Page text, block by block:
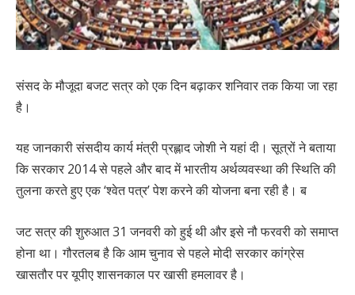
संसद के मौजूदा बजट सत्र को एक दिन बढ़ाकर शनिवार तक किया जा रहा
है।
यह जानकारी संसदीय कार्य मंत्री प्रह्लाद जोशी ने यहां दी। सूत्रों ने बताया
कि सरकार 2014 से पहले और बाद में भारतीय अर्थव्यवस्था की स्थिति की
तुलना करते हुए एक ‘श्वेत पत्र’ पेश करने की योजना बना रही है। ब
जट सत्र की शुरुआत 31 जनवरी को हुई थी और इसे नौ फरवरी को समाप्त
होना था। गौरतलब है कि आम चुनाव से पहले मोदी सरकार कांग्रेस
खासतौर पर यूपीए शासनकाल पर खासी हमलावर है।